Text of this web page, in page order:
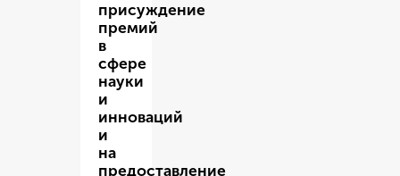
присуждение
премий
в
сфере
науки
и
инноваций
и
на
предоставление